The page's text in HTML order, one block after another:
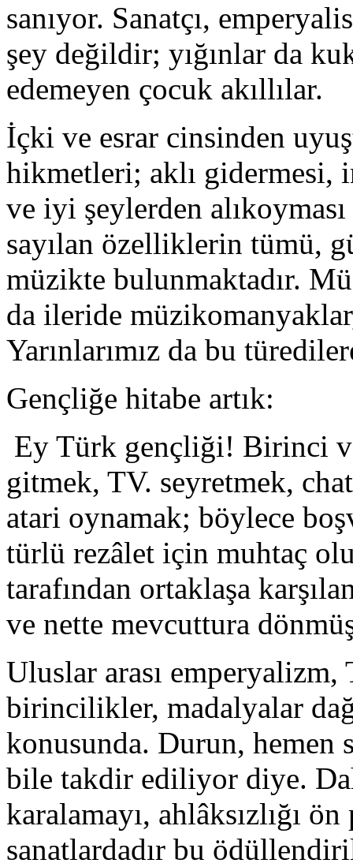
sanıyor. Sanatçı,
şey değildir; yığınlar da
edemeyen çocuk akıllılar.
İçki ve esrar cinsinden
hikmetleri; aklı gidermesi,
ve iyi şeylerden alıkoyması
sayılan özelliklerin tümü,
müzikte bulunmaktadır.
da ileride
Yarınlarımız da bu
Gençliğe hitabe artık:
Ey Türk gençliği! Birinci
gitmek, TV. seyretmek,
atari oynamak; böylece
türlü rezâlet için muhtaç
tarafından ortaklaşa
ve nette mevcuttura
Uluslar arası emperyalizm,
birincilikler, madalyalar
konusunda. Durun, hemen
bile takdir ediliyor diye.
karalamayı, ahlâksızlığı
sanatlardadır bu